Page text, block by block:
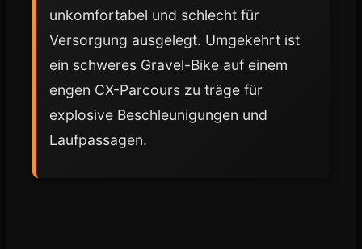
unkomfortabel und schlecht für
Versorgung ausgelegt. Umgekehrt ist
ein schweres Gravel-Bike auf einem
engen CX-Parcours zu träge für
explosive Beschleunigungen und
Laufpassagen.